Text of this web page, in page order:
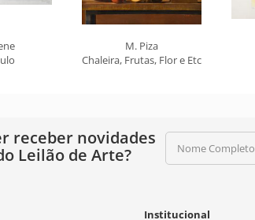
M. Piza
Chaleira, Frutas, Flor e Etc
receber novidades
Leilão de Arte?
Nome Completo
Institucional